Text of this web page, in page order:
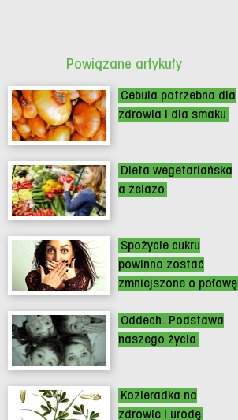
Powiązane artykuły
Cebula potrzebna dla
zdrowia i dla smaku
Dieta wegetariańska
a żelazo
Spożycie cukru
powinno zostać
zmniejszone o połowę
Oddech. Podstawa
naszego życia
Kozieradka na
zdrowie i urodę